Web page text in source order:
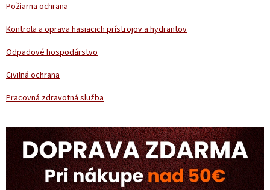
Požiarna ochrana
Kontrola a oprava hasiacich prístrojov a hydrantov
Odpadové hospodárstvo
Civilná ochrana
Pracovná zdravotná služba